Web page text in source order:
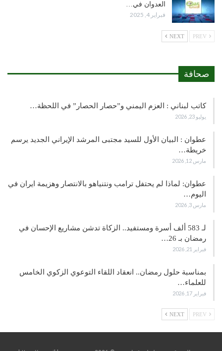
العدوان في…
فبراير 4, 2025
NEXT
صحافة
كاتب لبناني : العزم اليمني و”حصار الحصار” في اللحظة…
يوليو 23, 2026
عطوان : البيان الأول للسيد مجتبى المرشد الإيراني الجديد يرسم
خريطة…
مارس 12, 2026
عطوان: لماذا لم يحتفل ترامب ونتنياهو بالانتصار وهزيمة ايران في
اليوم…
مارس 3, 2026
لـ 583 ألف أسرة ومستفيد.. الزكاة تدشن مشاريع الإحسان في
رمضان بـ 26…
فبراير 21, 2026
بمناسبة حلول رمضان.. انعقاد اللقاء التوعوي الزكوي الخامس
للعلماء…
فبراير 17, 2026
NEXT